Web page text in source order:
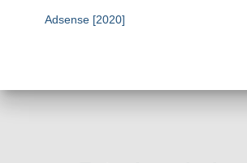
Adsense [2020]